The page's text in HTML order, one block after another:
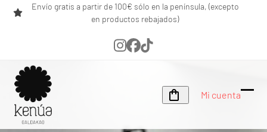
Skip
Envío gratis a partir de 100€ sólo en la península, (excepto
en productos rebajados)
Instagram
Facebook
Tiktok
Mi cuenta